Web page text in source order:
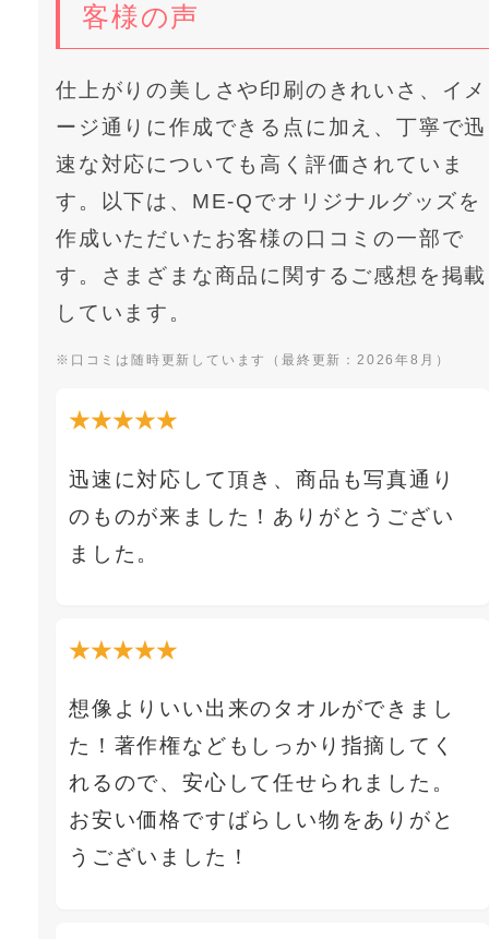
客様の声
仕上がりの美しさや印刷のきれいさ、イメ
ージ通りに作成できる点に加え、丁寧で迅
速な対応についても高く評価されていま
す。以下は、ME-Qでオリジナルグッズを
作成いただいたお客様の口コミの一部で
す。さまざまな商品に関するご感想を掲載
しています。
※口コミは随時更新しています（最終更新：2026年8月）
★★★★★
迅速に対応して頂き、商品も写真通り
のものが来ました！ありがとうござい
ました。
★★★★★
想像よりいい出来のタオルができまし
た！著作権などもしっかり指摘してく
れるので、安心して任せられました。
お安い価格ですばらしい物をありがと
うございました！